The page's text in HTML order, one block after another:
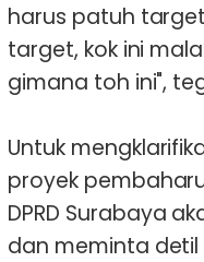
harus patuh
target, kok ini
gimana toh ini",
Untuk
proyek
DPRD Surabaya
dan meminta